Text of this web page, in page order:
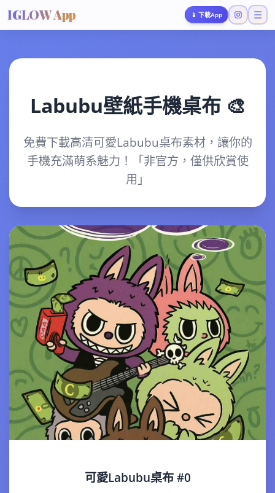
IGLOW App 📱 下載App ☰
Labubu壁紙手機桌布 🎨
免費下載高清可愛Labubu桌布素材，讓你的
手機充滿萌系魅力！「非官方，僅供欣賞使
用」
可愛Labubu桌布 #0